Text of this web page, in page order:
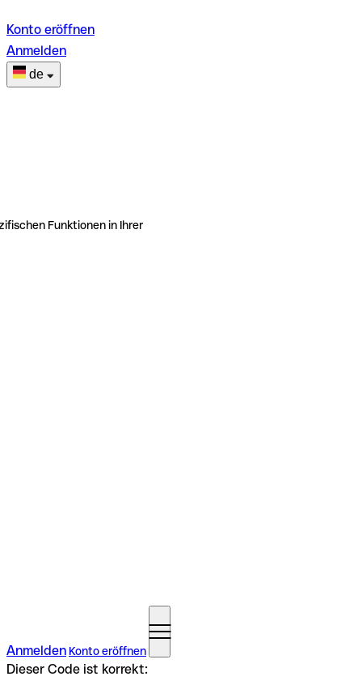
Konto eröffnen
Anmelden
de
Funktionen in Ihrer
Anmelden Konto eröffnen
Dieser Code ist korrekt: